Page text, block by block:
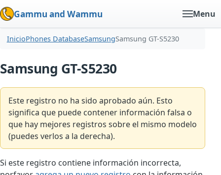
Gammu and Wammu Menu
InicioPhones DatabaseSamsungSamsung GT-S5230
Samsung GT-S5230
Este registro no ha sido aprobado aún. Esto
significa que puede contener información falsa o
que hay mejores registros sobre el mismo modelo
(puedes verlos a la derecha).
Si este registro contiene información incorrecta,